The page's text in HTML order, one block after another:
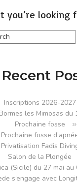
you’re looking
Recent
Inscriptions 2026-2027
les Mimosas du
Prochaine fosse
Prochaine fosse
Privatisation Fadis
Salon de la Plongée
(Sicile) du 27 mai au
s’engage avec